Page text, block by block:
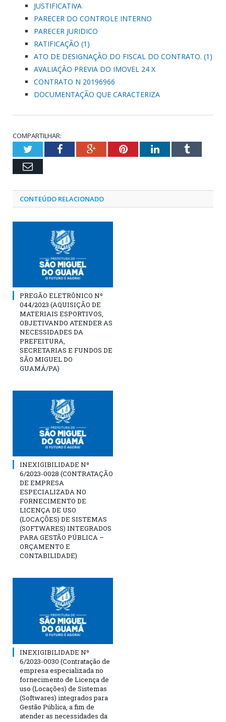
JUSTIFICATIVA
PARECER DO CONTROLE INTERNO
PARECER JURIDICO
RATIFICAÇÃO (1)
ATO DE DESIGNAÇÃO DO FISCAL DO CONTRATO. (1)
AVALIAÇÃO PREVIA DO IMOVEL 24 X
CONTRATO N 20196966
DOCUMENTAÇÃO QUE CARACTERIZA
COMPARTILHAR:
TwitterFacebookGoogle+PinterestLinkedInTumblr
Email
CONTEÚDO RELACIONADO
PREGÃO ELETRÔNICO Nº
044/2023 (AQUISIÇÃO DE
MATERIAIS ESPORTIVOS,
OBJETIVANDO ATENDER AS
NECESSIDADES DA
PREFEITURA,
SECRETARIAS E FUNDOS DE
SÃO MIGUEL DO
GUAMÁ/PA)
INEXIGIBILIDADE Nº
6/2023-0028 (CONTRATAÇÃO
DE EMPRESA
ESPECIALIZADA NO
FORNECIMENTO DE
LICENÇA DE USO
(LOCAÇÕES) DE SISTEMAS
(SOFTWARES) INTEGRADOS
PARA GESTÃO PÚBLICA –
ORÇAMENTO E
CONTABILIDADE)
INEXIGIBILIDADE Nº
6/2023-0030 (Contratação de
empresa especializada no
fornecimento de Licença de
uso (Locações) de Sistemas
(Softwares) integrados para
Gestão Pública, a fim de
atender as necessidades da